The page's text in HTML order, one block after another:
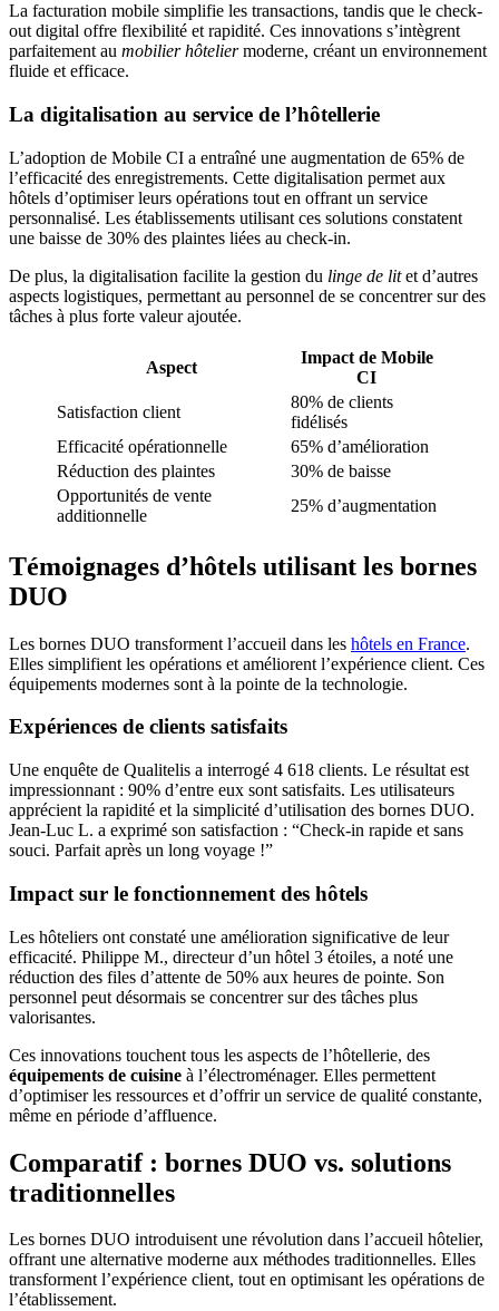
La facturation mobile simplifie les transactions, tandis que le check-
out digital offre flexibilité et rapidité. Ces innovations s’intègrent
parfaitement au mobilier hôteliermoderne, créant un environnement
fluide et efficace.
La digitalisation au service de l’hôtellerie
L’adoption de Mobile CI a entraîné une augmentation de 65% de
l’efficacité des enregistrements. Cette digitalisation permet aux
hôtels d’optimiser leurs opérations tout en offrant un service
personnalisé. Les établissements utilisant ces solutions constatent
une baisse de 30% des plaintes liées au check-in.
De plus, la digitalisation facilite la gestion du linge de litet d’autres
aspects logistiques, permettant au personnel de se concentrer sur des
tâches à plus forte valeur ajoutée.
Aspect
Impact de Mobile
CI
Satisfaction client
80% de clients
fidélisés
Efficacité opérationnelle
65% d’amélioration
Réduction des plaintes
30% de baisse
Opportunités de vente
additionnelle
25% d’augmentation
Témoignages d’hôtels utilisant les bornes
DUO
Les bornes DUO transforment l’accueil dans les hôtels en France.
Elles simplifient les opérations et améliorent l’expérience client. Ces
équipements modernes sont à la pointe de la technologie.
Expériences de clients satisfaits
Une enquête de Qualitelis a interrogé 4 618 clients. Le résultat est
impressionnant : 90% d’entre eux sont satisfaits. Les utilisateurs
apprécient la rapidité et la simplicité d’utilisation des bornes DUO.
Jean-Luc L. a exprimé son satisfaction : “Check-in rapide et sans
souci. Parfait après un long voyage !”
Impact sur le fonctionnement des hôtels
Les hôteliers ont constaté une amélioration significative de leur
efficacité. Philippe M., directeur d’un hôtel 3 étoiles, a noté une
réduction des files d’attente de 50% aux heures de pointe. Son
personnel peut désormais se concentrer sur des tâches plus
valorisantes.
Ces innovations touchent tous les aspects de l’hôtellerie, des
équipements de cuisine à l’électroménager. Elles permettent
d’optimiser les ressources et d’offrir un service de qualité constante,
même en période d’affluence.
Comparatif : bornes DUO vs. solutions
traditionnelles
Les bornes DUO introduisent une révolution dans l’accueil hôtelier,
offrant une alternative moderne aux méthodes traditionnelles. Elles
transforment l’expérience client, tout en optimisant les opérations de
l’établissement.